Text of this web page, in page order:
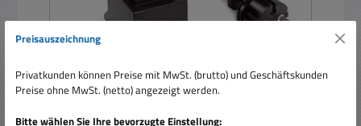
Trafo 12VAC 60VA wetterfest 230Vac auf 12Vac
Preisauszeichnung
Privatkunden können Preise mit MwSt. (brutto) und Geschäftskunden
Preise ohne MwSt. (netto) angezeigt werden.
Bitte wählen Sie Ihre bevorzugte Einstellung: